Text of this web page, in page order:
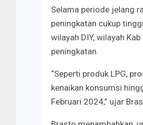
Selama periode jelang
peningkatan cukup
wilayah DIY, wilayah
peningkatan.
“Seperti produk LPG,
kenaikan konsumsi
Februari 2024,” ujar